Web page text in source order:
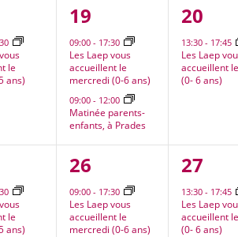
le
ans)
2
évènements,
19
09:00- 17:30
Les Laep vous
accueillent le
mercredi (0-6 ans)
09:00- 12:00
Matinée parents-
enfants, à Prades
1
20
13:30 - 17:45
Les Laep
accueillent
(0- 6 ans)
le
ans)
2
évènements,
26
09:00- 17:30
Les Laep vous
accueillent le
mercredi (0-6 ans)
1
27
13:30 - 17:45
Les Laep
accueillent
(0- 6 ans)